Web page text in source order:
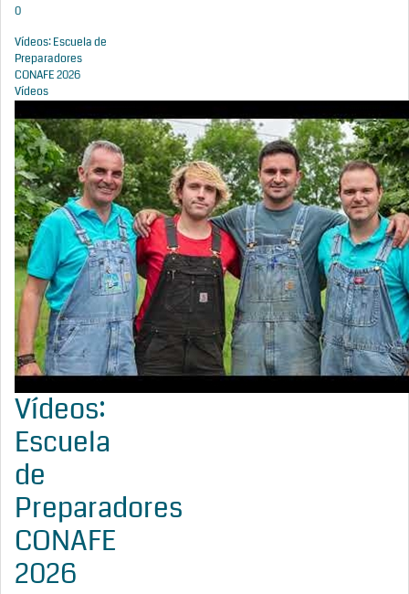
0
Vídeos: Escuela de
Preparadores
CONAFE 2026
Vídeos
Vídeos:
Escuela
de
Preparadores
CONAFE
2026